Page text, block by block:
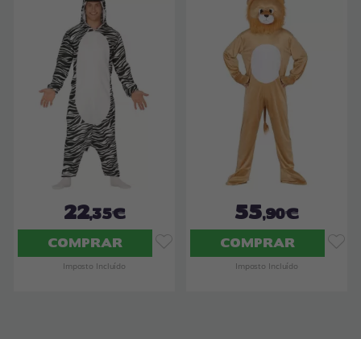
22,35€
COMPRAR
Imposto Incluído
55,90€
COMPRAR
Imposto Incluído